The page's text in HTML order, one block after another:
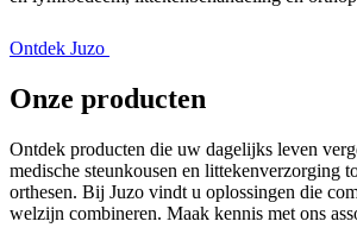
Ontdek Juzo
Onze producten
Ontdek producten die uw dagelijks leven
medische steunkousen en littekenverzorging
orthesen. Bij Juzo vindt u oplossingen die
welzijn combineren. Maak kennis met ons